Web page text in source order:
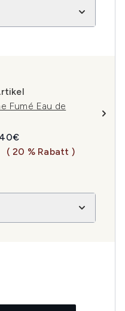
Fumé Eau de
Preis:
( 20 % Rabatt )